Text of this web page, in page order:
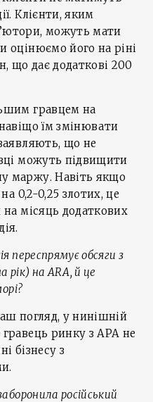
Клієнти, яким
можуть мати
оцінюємо його на ріні
що дає додаткові 200
гравцем на
їм змінювати
що не
можуть підвищити
маржу. Навіть якщо
0,2-0,25 злотих, це
на місяць додаткових
переспрямує обсяги з
на ARA, й це
погляд, у нинішній
ринку з АРА не
бізнесу з
російський